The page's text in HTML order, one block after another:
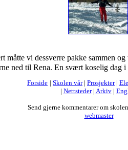
måtte vi dessverre pakke sammen
ned til Rena. En svært koselig dag
Forside | Skolen vår| Prosjekter|
| Nettsteder| Arkiv|
Send gjerne kommentarer om
webmaster